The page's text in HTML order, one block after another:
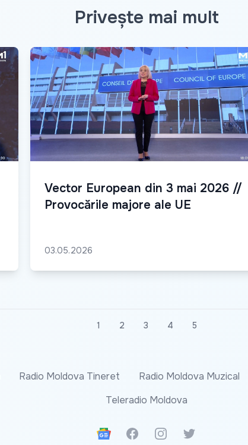
Privește mai mult
Vector European din 3 mai 2026 //
Provocările majore ale UE
03.05.2026
1 2 3 4 5
Radio Moldova Tineret Radio Moldova Muzical
Teleradio Moldova
Google News
FacebookInstagramTwitter